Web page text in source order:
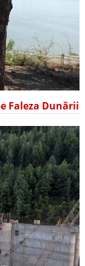
Faleza Dunării